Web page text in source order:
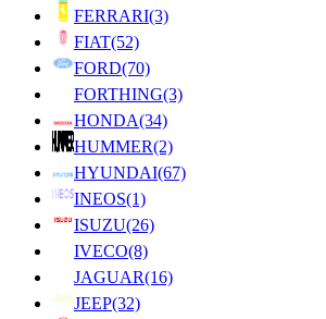
FERRARI(3)
FIAT(52)
FORD(70)
FORTHING(3)
HONDA(34)
HUMMER(2)
HYUNDAI(67)
INEOS(1)
ISUZU(26)
IVECO(8)
JAGUAR(16)
JEEP(32)